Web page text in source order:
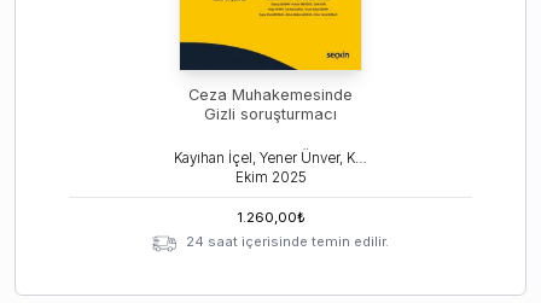
Ceza Muhakemesinde
Gizli soruşturmacı
Kayıhan İçel, Yener Ünver, Kerem Öz
Ekim 2025
1.260,00₺
24 saat içerisinde temin edilir.